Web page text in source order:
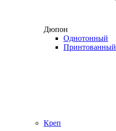
Дюпон
Однотонный
Принтованный
Креп